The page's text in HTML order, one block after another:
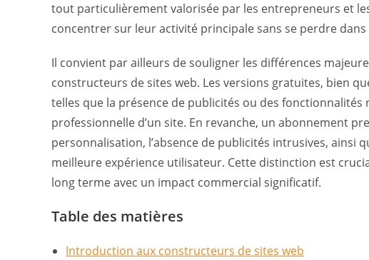
tout particulièrement valorisée par les entrepreneurs et
concentrer sur leur activité principale sans se perdre
Il convient par ailleurs de souligner les différences
constructeurs de sites web. Les versions gratuites, bien
telles que la présence de publicités ou des
professionnelle d’un site. En revanche, un abonnement
personnalisation, l’absence de publicités intrusives, ainsi
meilleure expérience utilisateur. Cette distinction est
long terme avec un impact commercial significatif.
Table des matières
Introduction aux constructeurs de sites web